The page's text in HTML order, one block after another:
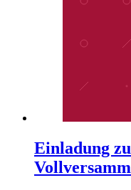
Einladung